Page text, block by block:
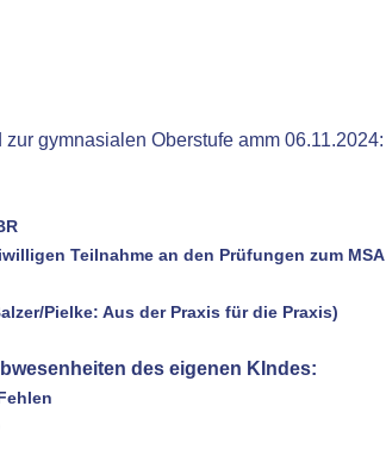
gymnasialen Oberstufe amm 06.11.2024:
Teilnahme an den Prüfungen zum MSA
Pielke: Aus der Praxis für die Praxis)
des eigenen KIndes: